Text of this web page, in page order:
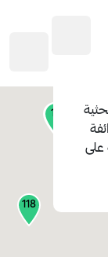
118
1113
على